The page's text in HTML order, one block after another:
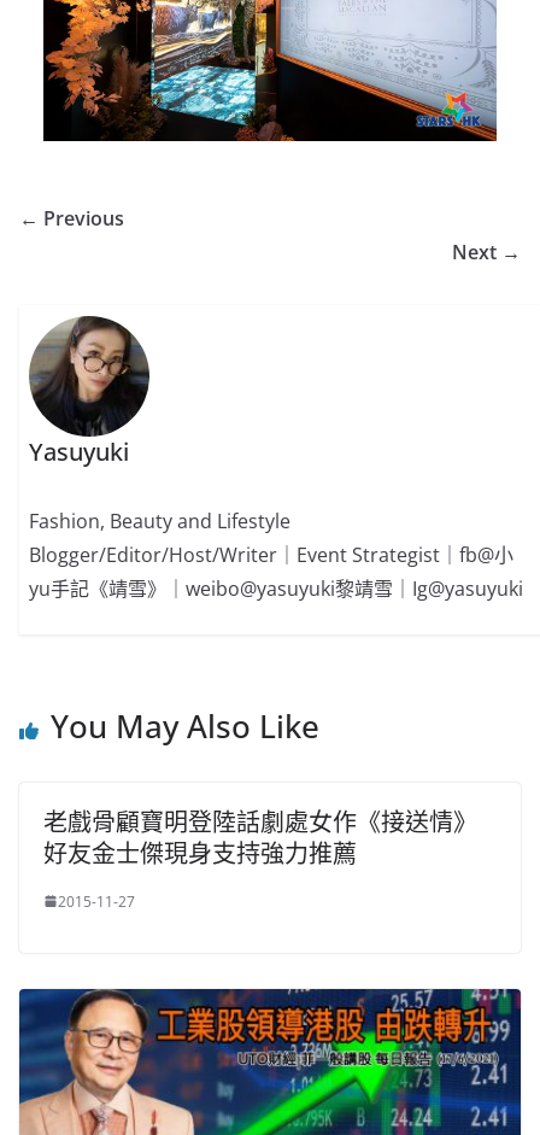
← Previous
Next →
Yasuyuki
Fashion, Beauty and Lifestyle
Blogger/Editor/Host/Writer｜Event Strategist｜fb@小
yu手記《靖雪》｜weibo@yasuyuki黎靖雪｜Ig@yasuyuki
You May Also Like
老戲骨顧寶明登陸話劇處女作《接送情》
好友金士傑現身支持強力推薦
2015-11-27